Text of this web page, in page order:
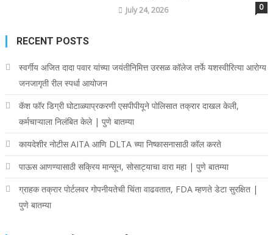
July 24, 2026 0
RECENT POSTS
स्वर्गीय अजित दादा पवार यांच्या जयंतीनिमित्त उरसळ कॉलेज तर्फे यशस्वीरित्या आरोग्य
जनजागृती रील स्पर्धा आयोजन
कॅश फॉर डिग्री घोटाळ्याप्रकरणी एसपीपीयूने पोलिसात तक्रार दाखल केली,
कर्मचाऱ्याला निलंबित केले | पुणे बातम्या
कायदेशीर नोटीस AITA आणि DLTA च्या निष्कासनासाठी कॉल करते
पाऊस आणण्यासाठी सक्रिय मान्सून, सोसाट्याचा वारा महा | पुणे बातम्या
ग्राहक तक्रार पोर्टलवर गोपनीयतेची चिंता वाढवतात, FDA म्हणते डेटा सुरक्षित |
पुणे बातम्या